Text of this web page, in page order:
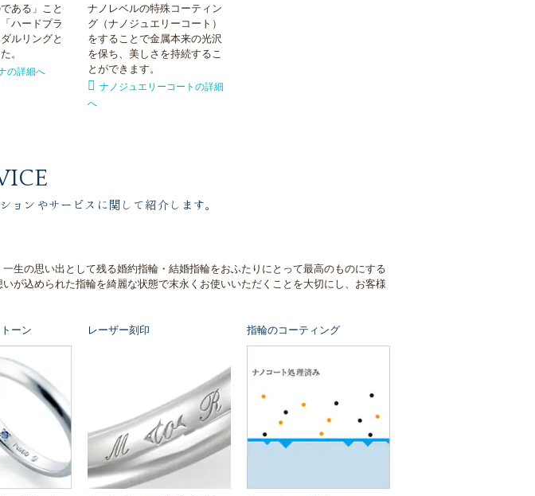
ある」こと
ハードプラ
ルリングと
。
の詳細へ
ナノレベルの特殊コーティン
グ（ナノジュエリーコート）
をすることで金属本来の光沢
を保ち、美しさを持続するこ
とができます。
ナノジュエリーコートの詳細
へ
ョンやサービスに関して紹介します。
生の思い出として残る婚約指輪・結婚指輪をおふたりにとって最高のものにする
が込められた指輪を綺麗な状態で末永くお使いいただくことを大切にし、お客様
ーン レーザー刻印 指輪のコーティング